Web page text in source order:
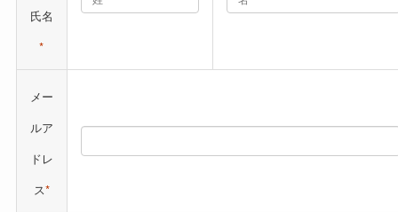
氏名
*
メー
ルア
ドレ
ス*